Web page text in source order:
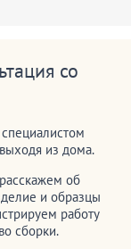
со
из дома.
об
и образцы
работу
сборки.